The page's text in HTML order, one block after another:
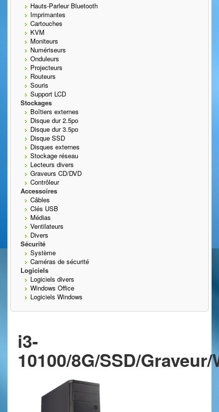
Hauts-Parleur Bluetooth
Imprimantes
Cartouches
KVM
Moniteurs
Numériseurs
Onduleurs
Projecteurs
Routeurs
Souris
Support LCD
Stockages
Boîtiers externes
Disque dur 2.5po
Disque dur 3.5po
Disque SSD
Disques externes
Stockage réseau
Lecteurs divers
Graveurs CD/DVD
Contrôleur
Accessoires
Câbles
Clés USB
Médias
Ventilateurs
Divers
Sécurité
Système
Caméras de sécurité
Logiciels
Logiciels divers
Windows Office
Logiciels Windows
i3-
10100/8G/SSD/